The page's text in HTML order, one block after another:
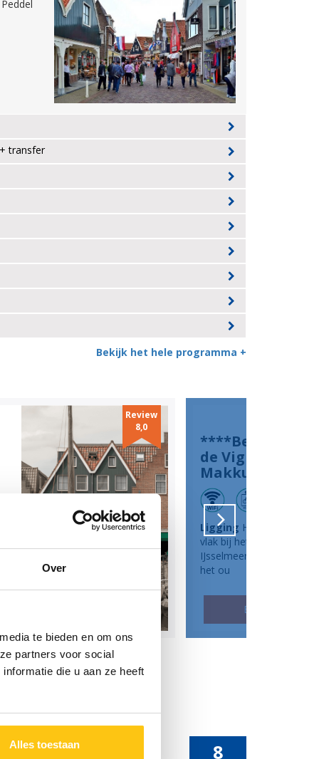
Over
te bieden en om ons
partners voor social
die u aan ze heeft
Alles toestaan
transfer
Bekijk het hele programma +
Review
8,0
****Beach
de Vigilante in
Makkum
Ligging Hotel Vigilante
vlak bij het strand van het
IJsselmeer en de haven
het ou
BEKIJK HOTEL
8